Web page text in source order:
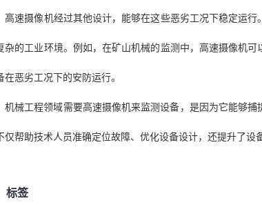
高速摄像机经过其他设计，能够在这些恶劣工况下稳定运
杂的工业环境。例如，在矿山机械的监测中，高速摄像机
在恶劣工况下的安防运行。
机械工程领域需要高速摄像机来监测设备，是因为它能够
仅帮助技术人员准确定位故障、优化设备设计，还提升了设
标签